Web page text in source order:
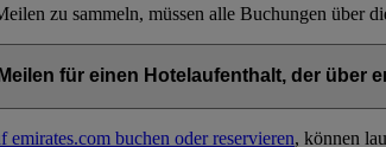
zu sammeln, müssen alle Buchungen über
für einen Hotelaufenthalt, der über
emirates.com buchen oder reservieren, können